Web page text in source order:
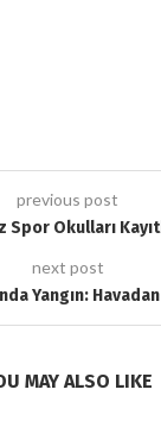
previous post
Spor Okulları
next post
Yangın:
MAY ALSO LIKE